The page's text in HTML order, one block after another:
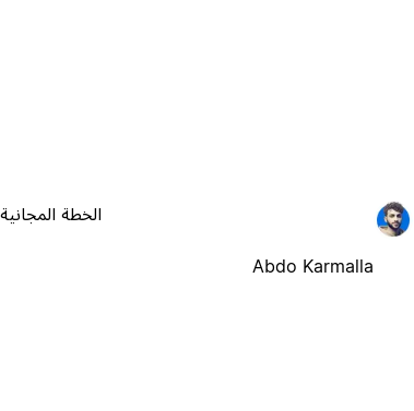
Abdo Karmalla
الخطة المجانية